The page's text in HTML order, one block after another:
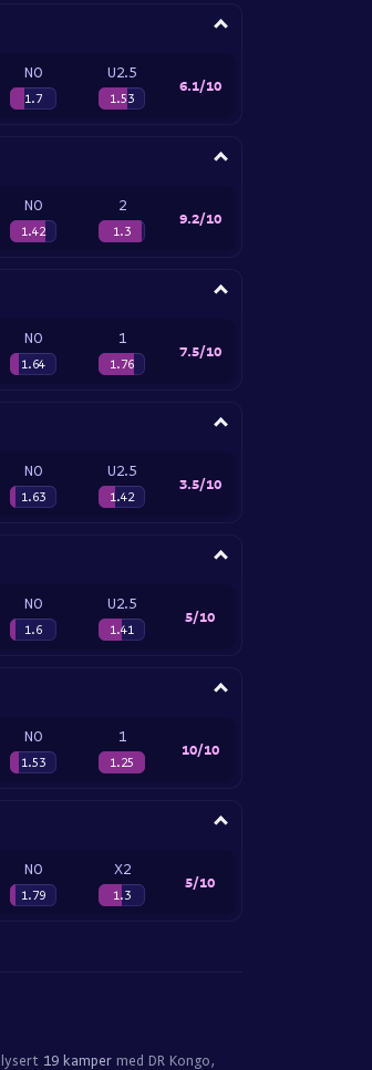
NO
1.7
U2.5
1.53
6.1/10
NO
1.42
2
1.3
9.2/10
NO
1.64
1
1.76
7.5/10
NO
1.63
U2.5
1.42
3.5/10
NO
1.6
U2.5
1.41
5/10
NO
1.53
1
1.25
10/10
NO
1.79
X2
1.3
5/10
19 kamper med DR Kongo,